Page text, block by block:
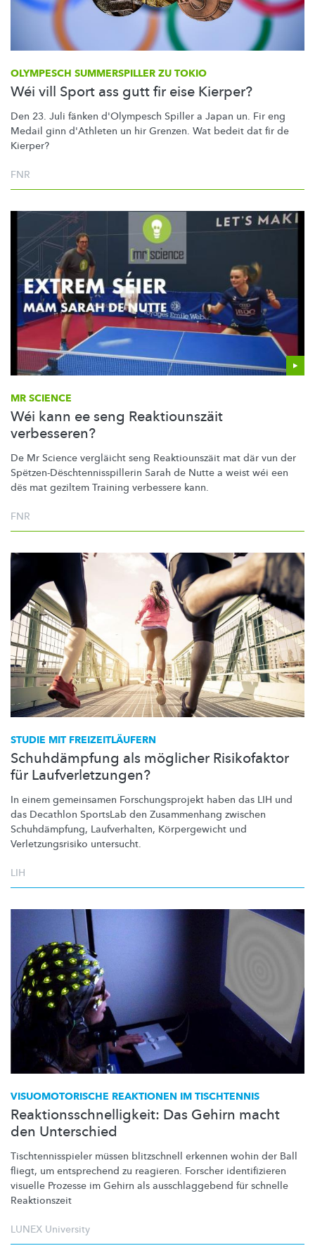
OLYMPESCH SUMMERSPILLER ZU TOKIO
Wéi vill Sport ass gutt fir eise Kierper?
Den 23. Juli fänken d'Olympesch Spiller a Japan un. Fir eng
Medail ginn d'Athleten un hir Grenzen. Wat bedeit dat fir de
Kierper?
FNR
MR SCIENCE
Wéi kann ee seng Reaktiounszäit
verbesseren?
De Mr Science vergläicht seng Reaktiounszäit mat där vun der
Spëtzen-Dëschtennisspillerin Sarah de Nutte a weist wéi een
dës mat geziltem Training verbessere kann.
FNR
STUDIE MIT FREIZEITLÄUFERN
Schuhdämpfung als möglicher Risikofaktor
für Laufverletzungen?
In einem gemeinsamen Forschungsprojekt haben das LIH und
das Decathlon SportsLab den Zusammenhang zwischen
Schuhdämpfung, Laufverhalten, Körpergewicht und
Verletzungsrisiko untersucht.
LIH
VISUOMOTORISCHE REAKTIONEN IM TISCHTENNIS
Reaktionsschnelligkeit: Das Gehirn macht
den Unterschied
Tischtennisspieler müssen blitzschnell erkennen wohin der Ball
fliegt, um entsprechend zu reagieren. Forscher identifizieren
visuelle Prozesse im Gehirn als ausschlaggebend für schnelle
Reaktionszeit
LUNEX University